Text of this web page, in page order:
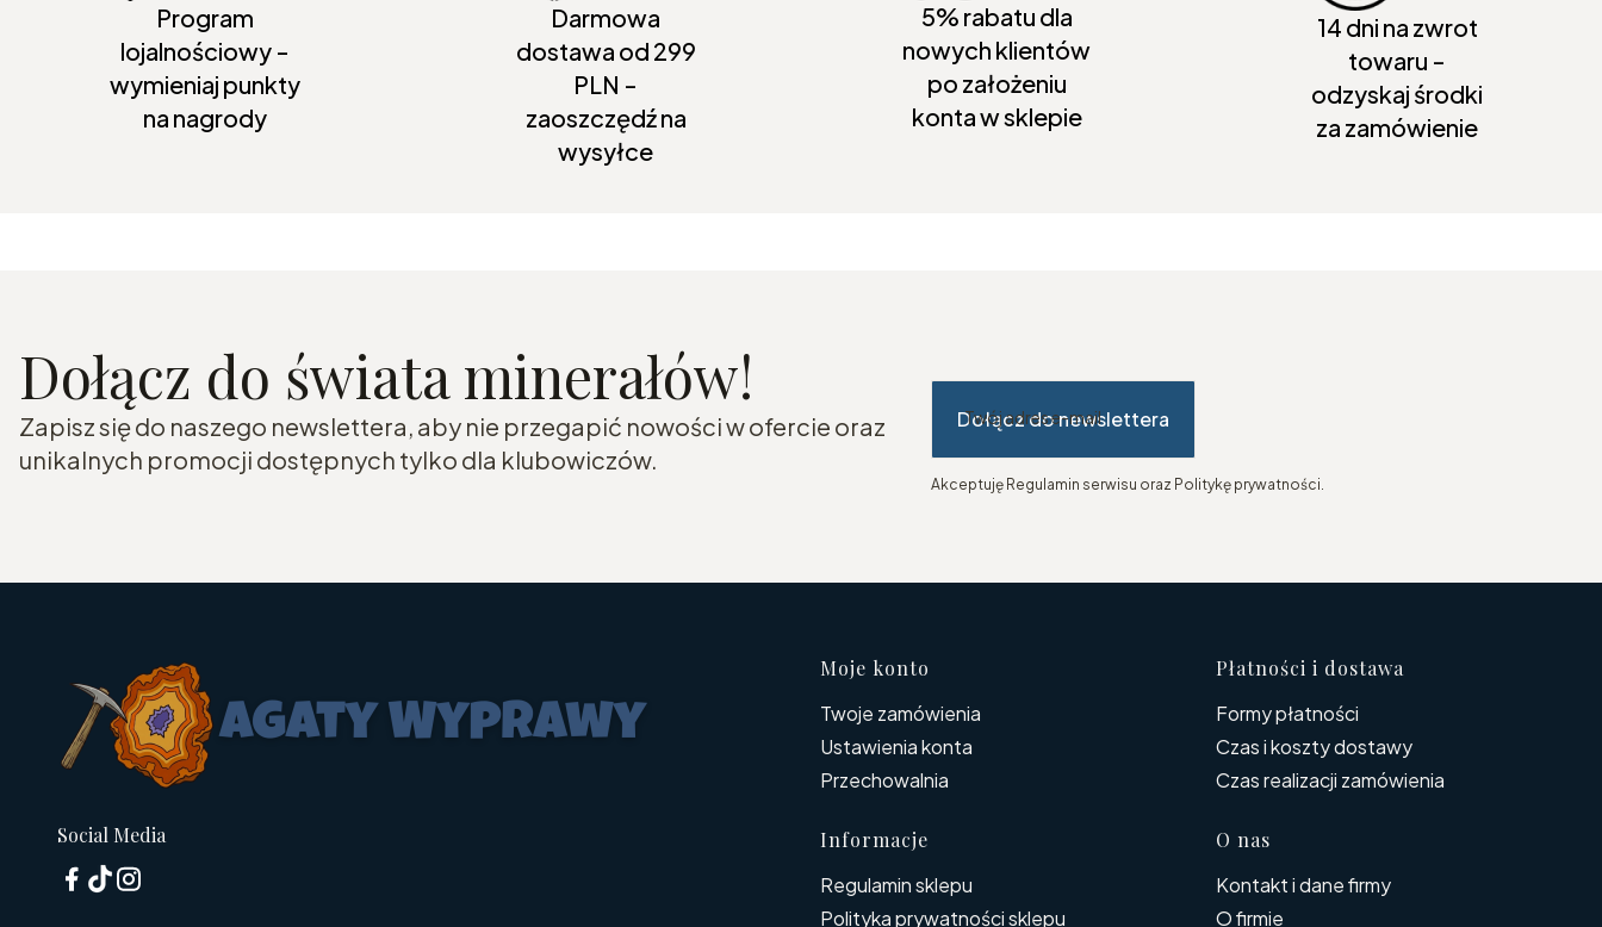
Program
lojalnościowy -
wymieniaj punkty
na nagrody
Darmowa
dostawa od 299
PLN -
zaoszczędź na
wysyłce
5% rabatu dla
nowych klientów
po założeniu
konta w sklepie
14 dni na zwrot
towaru -
odzyskaj środki
za zamówienie
Dołącz do świata minerałów!
Zapisz się do naszego newslettera, aby nie przegapić nowości w ofercie oraz
unikalnych promocji dostępnych tylko dla klubowiczów.
Twój adres e-mail
Dołącz do newslettera
Akceptuję Regulamin serwisu oraz Politykę prywatności.
Social Media
Linki w stopce
Moje konto
Twoje zamówienia
Ustawienia konta
Przechowalnia
Płatności i dostawa
Formy płatności
Czas i koszty dostawy
Czas realizacji zamówienia
Informacje
Regulamin sklepu
Polityka prywatności sklepu
O nas
Kontakt i dane firmy
O firmie